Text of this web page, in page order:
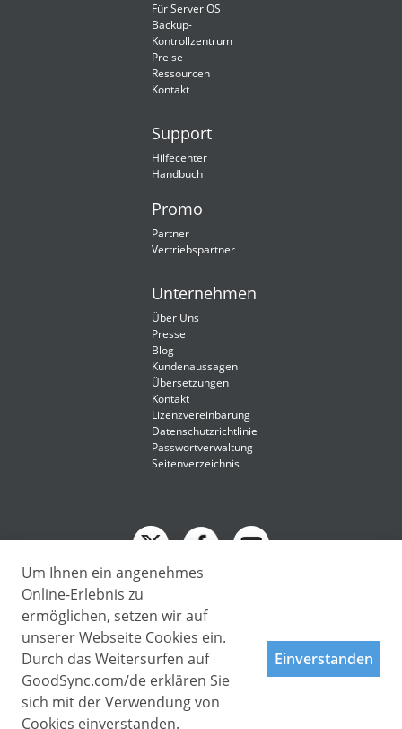
Für Server OS
Backup-
Kontrollzentrum
Preise
Ressourcen
Kontakt
Support
Hilfecenter
Handbuch
Promo
Partner
Vertriebspartner
Unternehmen
Über Uns
Presse
Blog
Kundenaussagen
Übersetzungen
Kontakt
Lizenzvereinbarung
Datenschutzrichtlinie
Passwortverwaltung
Seitenverzeichnis
Deutsch
Español-419
Italiano
Copyright © 2009 - 2026 Siber Systems, Inc. All rights reserved.
3701 Pender Dr, Suite 400, Fairfax, VA 22030
Um Ihnen ein angenehmes
Online-Erlebnis zu
ermöglichen, setzen wir auf
unserer Webseite Cookies ein.
Durch das Weitersurfen auf
GoodSync.com/de erklären Sie
sich mit der Verwendung von
Cookies einverstanden.
Einverstanden